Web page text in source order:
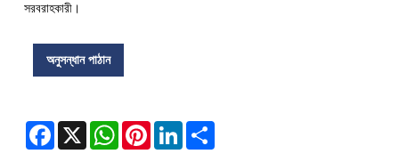
সরবরাহকারী।
অনুসন্ধান পাঠান
Facebook
X WhatsAppPinterestLinkedIn